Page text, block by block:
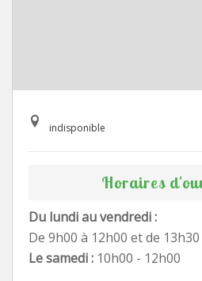
indisponible
Horaires
Du lundi au vendredi :
De 9h00 à 12h00 et de
Le samedi : 10h00 - 12h00